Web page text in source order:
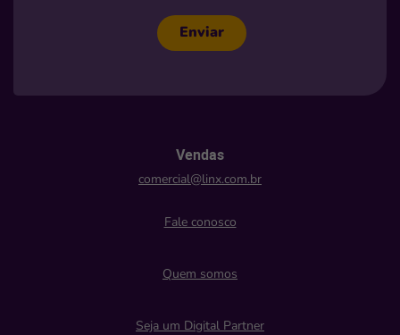
Enviar
Vendas
comercial@linx.com.br
Fale conosco
Quem somos
Seja um Digital Partner